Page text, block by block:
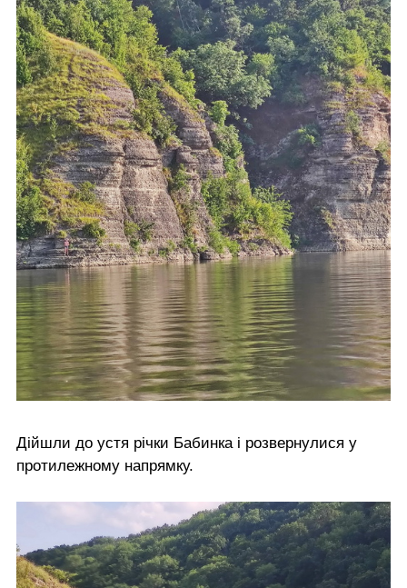
Дійшли до устя річки Бабинка і розвернулися у
протилежному напрямку.